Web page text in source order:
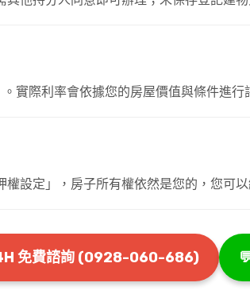
實際利率會依據您的房屋價值與條件進行
權設定」，房子所有權依然是您的，您可
免費諮詢 (0928-060-686)